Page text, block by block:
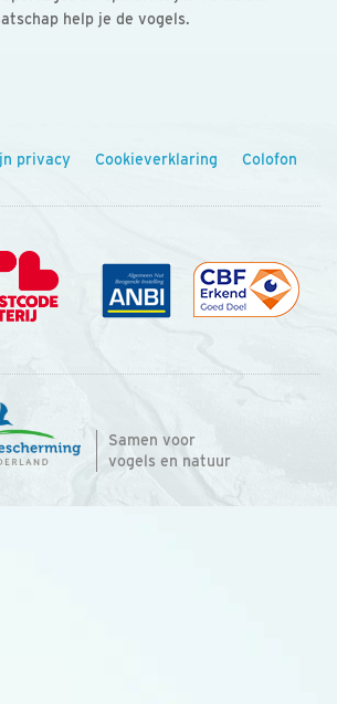
help je de vogels.
privacy Cookieverklaring Colofon
Samen voor
vogels en natuur